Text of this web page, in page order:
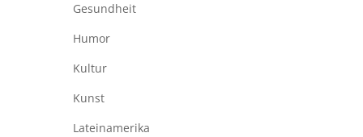
Gesundheit
Humor
Kultur
Kunst
Lateinamerika